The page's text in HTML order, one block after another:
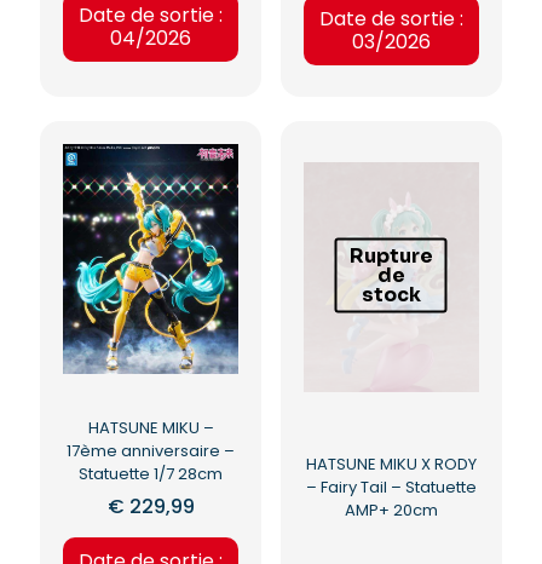
Date de sortie :
04/2026
Date de sortie :
03/2026
HATSUNE MIKU –
17ème anniversaire –
Statuette 1/7 28cm
€ 229,99
Rupture
de
stock
HATSUNE MIKU X RODY
– Fairy Tail – Statuette
AMP+ 20cm